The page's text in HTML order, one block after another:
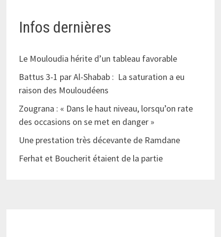
Infos dernières
Le Mouloudia hérite d’un tableau favorable
Battus 3-1 par Al-Shabab : La saturation a eu
raison des Mouloudéens
Zougrana : « Dans le haut niveau, lorsqu’on rate
des occasions on se met en danger »
Une prestation très décevante de Ramdane
Ferhat et Boucherit étaient de la partie